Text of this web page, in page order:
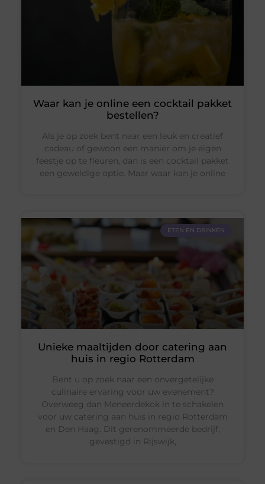
Waar kan je online een cocktail pakket
bestellen?
Als je op zoek bent naar een leuk en creatief
cadeau of gewoon een manier om je eigen
feestje op te fleuren, dan is een cocktail pakket
een geweldige optie. Maar waar kan je online
ETEN EN DRINKEN
Unieke maaltijden door catering aan
huis in regio Rotterdam
Bent u op zoek naar een onvergetelijke
culinaire ervaring voor uw evenement?
Overweeg dan Meneerdekok in te schakelen
voor uw catering aan huis in regio Rotterdam
en Den Haag. Dit gerenommeerde bedrijf,
gevestigd in Rijswijk,